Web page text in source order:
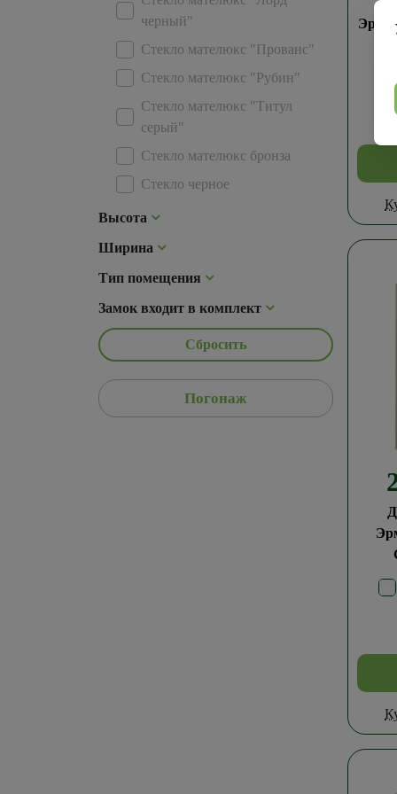
черный"
Стекло мателюкс "Прованс"
Стекло мателюкс "Рубин"
Стекло мателюкс "Титул
серый"
Стекло мателюкс бронза
Стекло черное
Высота
Ширина
Тип помещения
Замок входит в комплект
Сбросить
Погонаж